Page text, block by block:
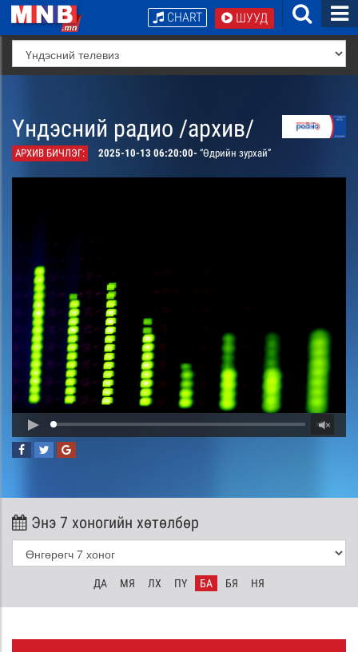
ШУУД
CHART
Үндэсний радио /архив/
АРХИВ БИЧЛЭГ: 2025-10-13 06:20:00- “Өдрийн зурхай”
Энэ 7 хоногийн хөтөлбөр
ДА МЯ ЛХ ПҮ БА БЯ НЯ